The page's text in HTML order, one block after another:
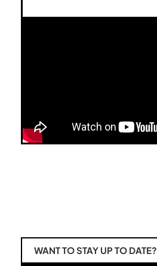
WANT TO STAY UP TO DATE?